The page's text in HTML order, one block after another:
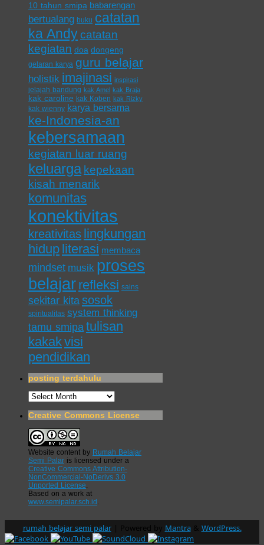
10 tahun smipa babarengan
bertualang buku catatan
ka Andy catatan
kegiatan doa dongeng
gelaran karya guru belajar
holistik imajinasi inspirasi
jelajah bandung kak Amel kak Braja
kak caroline kak Koben kak Rizky
kak wienny karya bersama
ke-Indonesia-an
kebersamaan
kegiatan luar ruang
keluarga kepekaan
kisah menarik
komunitas
konektivitas
kreativitas lingkungan
hidup literasi membaca
mindset musik proses
belajar refleksi sains
sekitar kitasosok
spiritualitas system thinking
tamu smipa tulisan
kakakvisi
pendidikan
posting terdahulu
posting
terdahulu
Creative Commons License
Website content by Rumah Belajar
Semi Palar is licensed under a
Creative Commons Attribution-
NonCommercial-NoDerivs 3.0
Unported License.
Based on a work at
www.semipalar.sch.id .
rumah belajar semi palar| Powered by Mantra& WordPress.